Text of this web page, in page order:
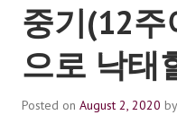
중기(12
으로 낙태
Posted on August 2, 2020 by